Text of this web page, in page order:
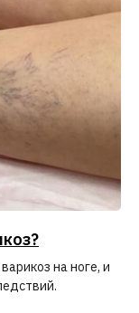
на ноге, и